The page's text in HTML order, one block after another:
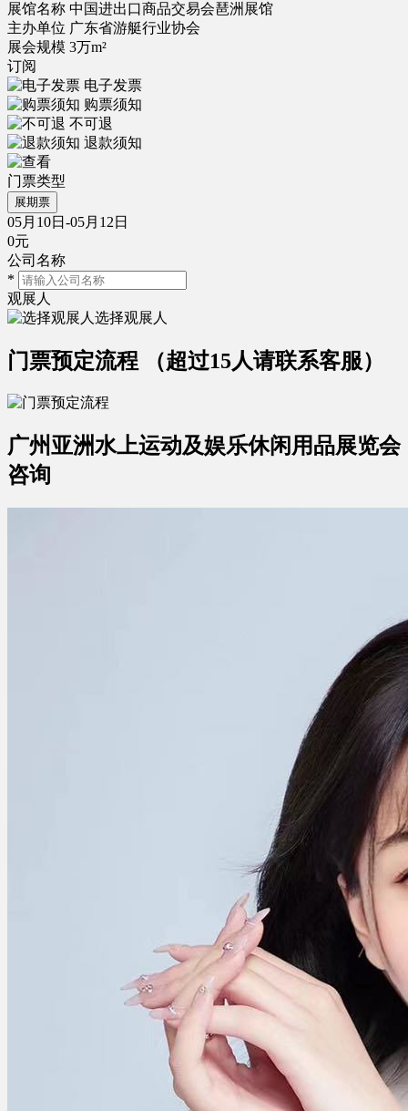
展馆名称 中国进出口商品交易会琶洲展馆
主办单位 广东省游艇行业协会
展会规模 3万m²
订阅
电子发票
购票须知
不可退
退款须知
门票类型
展期票
05月10日-05月12日
0元
公司名称
*
观展人
选择观展人
门票预定流程 （超过15人请联系客服）
广州亚洲水上运动及娱乐休闲用品展览会
咨询